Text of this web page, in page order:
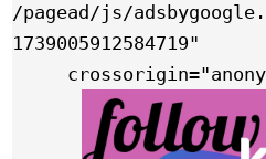
/pagead/js/
1739005912584719"